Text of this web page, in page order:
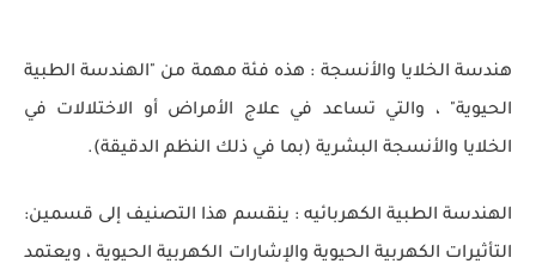
هندسة الخلايا والأنسجة : هذه فئة مهمة من "الهندسة الطبية
الحيوية" ، والتي تساعد في علاج الأمراض أو الاختلالات في
الخلايا والأنسجة البشرية (بما في ذلك النظم الدقيقة).
الهندسة الطبية الكهربائيه : ينقسم هذا التصنيف إلى قسمين:
التأثيرات الكهربية الحيوية والإشارات الكهربية الحيوية ، ويعتمد